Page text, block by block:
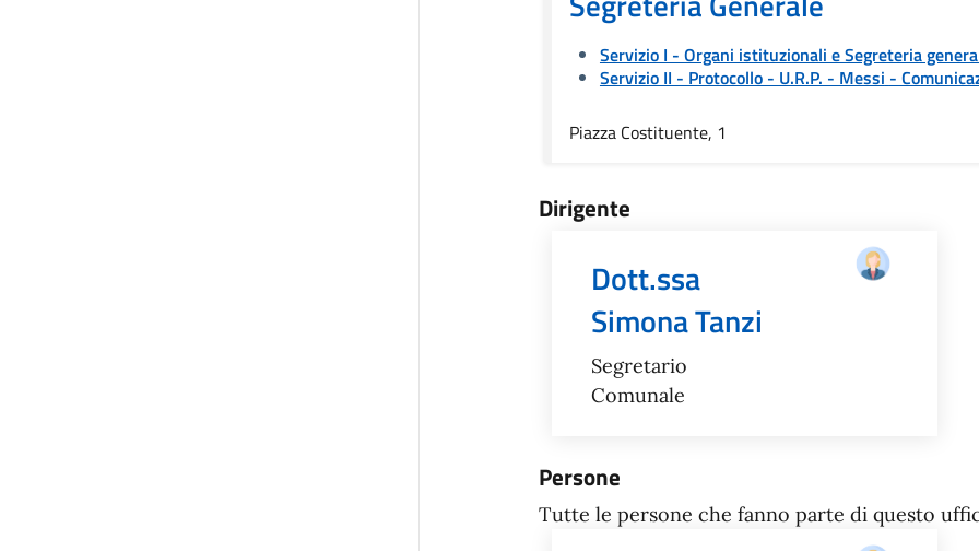
Servizio I - Organi istituzionali e Segreteria
Servizio II - Protocollo - U.R.P. - Messi -
Piazza Costituente, 1
Dirigente
Dott.ssa
Simona Tanzi
Segretario
Comunale
Persone
Tutte le persone che fanno parte di questo